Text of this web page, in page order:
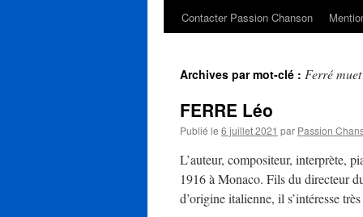
Contacter Passion Chanson
Archives par mot-clé : Ferré
FERRE Léo
Publié le 6 juillet 2021 par Passion
L’auteur, compositeur, interprète,
1916 à Monaco. Fils du directeur
d’origine italienne, il s’intéresse